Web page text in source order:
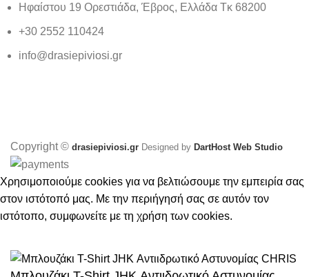
Ηφαίστου 19 Ορεστιάδα, Έβρος, Ελλάδα Τκ 68200
+30 2552 110424
info@drasiepiviosi.gr
Copyright © drasiepiviosi.gr Designed by DartHost Web Studio
Χρησιμοποιούμε cookies για να βελτιώσουμε την εμπειρία σας
στον ιστότοπό μας. Με την περιήγησή σας σε αυτόν τον
ιστότοπο, συμφωνείτε με τη χρήση των cookies.